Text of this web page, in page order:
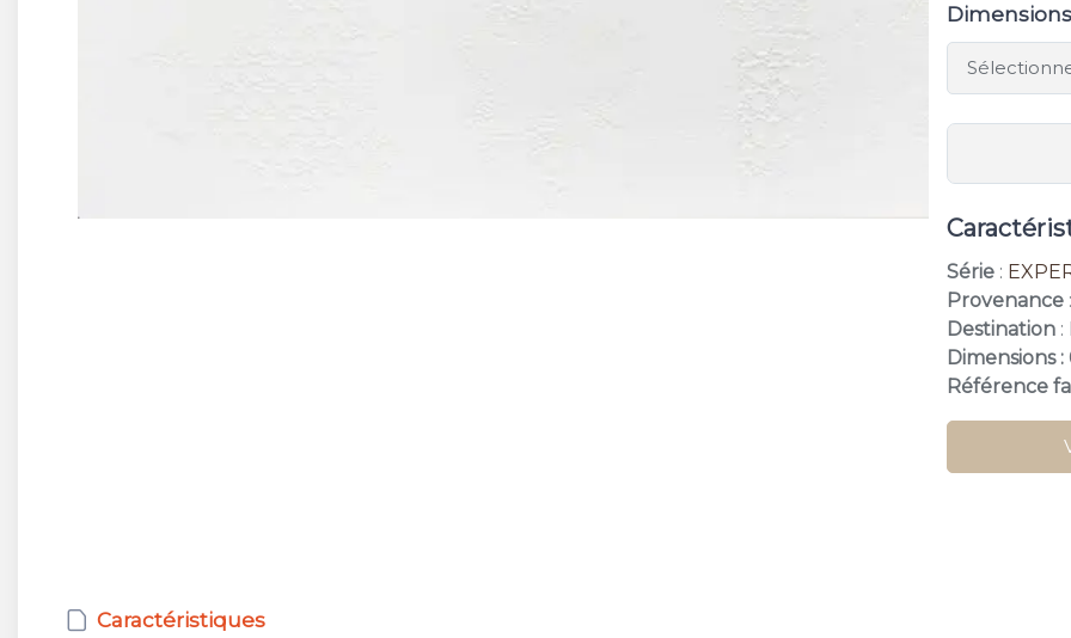
Dimensions
Série :
Provenance
Destination :
Dimensions
Référence
Caractéristiques